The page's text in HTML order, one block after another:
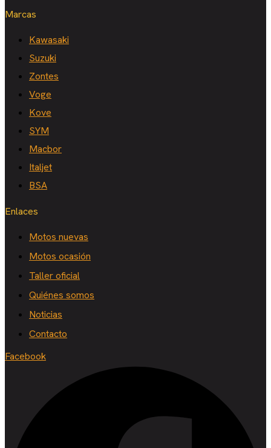
Marcas
Kawasaki
Suzuki
Zontes
Voge
Kove
SYM
Macbor
Italjet
BSA
Enlaces
Motos nuevas
Motos ocasión
Taller oficial
Quiénes somos
Noticias
Contacto
Facebook